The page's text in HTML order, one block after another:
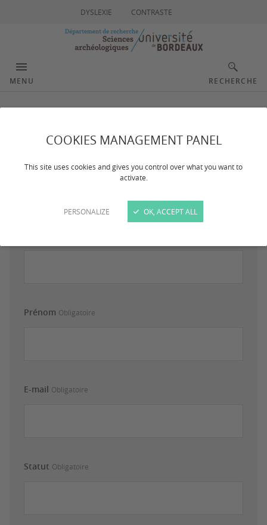
COOKIES MANAGEMENT PANEL
This site uses cookies and gives you control over what you want to
activate.
PERSONALIZE OK, ACCEPT ALL
DYSLEXIE CONTRASTE
MENU RECHERCHE
Formulaire
Inscription
Prénom Obligatoire
E-mail Obligatoire
Statut Obligatoire